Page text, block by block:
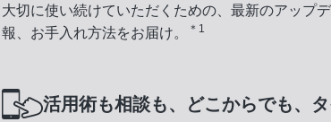
大切に使い続けていただくための、最新のアップ
報、お手入れ方法をお届け。
＊1
活用術も相談も、どこからでも、